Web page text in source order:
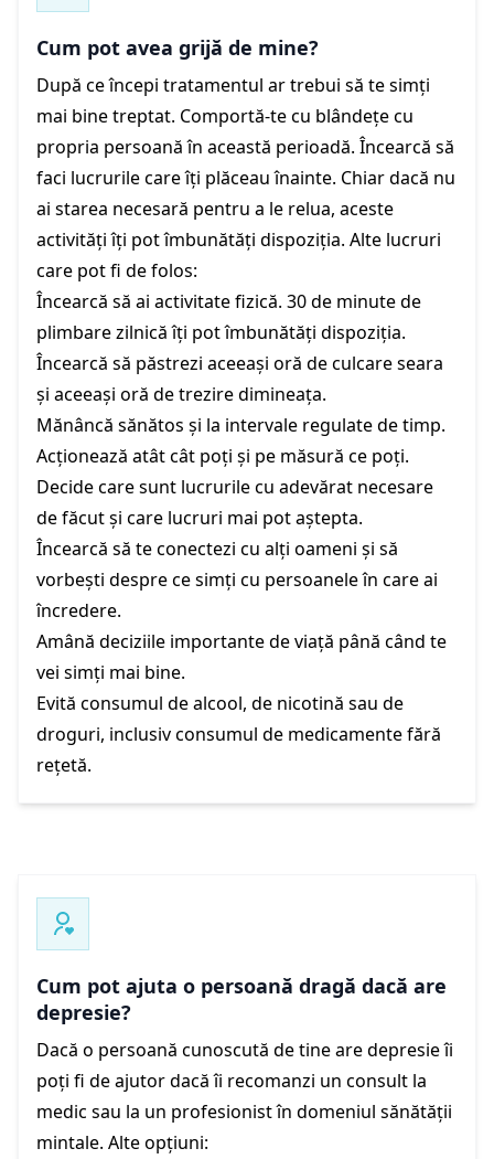
Cum pot avea grijă de mine?
După ce începi tratamentul ar trebui să te simți
mai bine treptat. Comportă-te cu blândețe cu
propria persoană în această perioadă. Încearcă să
faci lucrurile care îți plăceau înainte. Chiar dacă nu
ai starea necesară pentru a le relua, aceste
activități îți pot îmbunătăți dispoziția. Alte lucruri
care pot fi de folos:
Încearcă să ai activitate fizică. 30 de minute de
plimbare zilnică îți pot îmbunătăți dispoziția.
Încearcă să păstrezi aceeași oră de culcare seara
și aceeași oră de trezire dimineața.
Mănâncă sănătos și la intervale regulate de timp.
Acționează atât cât poți și pe măsură ce poți.
Decide care sunt lucrurile cu adevărat necesare
de făcut și care lucruri mai pot aștepta.
Încearcă să te conectezi cu alți oameni și să
vorbești despre ce simți cu persoanele în care ai
încredere.
Amână deciziile importante de viață până când te
vei simți mai bine.
Evită consumul de alcool, de nicotină sau de
droguri, inclusiv consumul de medicamente fără
rețetă.
Cum pot ajuta o persoană dragă dacă are
depresie?
Dacă o persoană cunoscută de tine are depresie îi
poți fi de ajutor dacă îi recomanzi un consult la
medic sau la un profesionist în domeniul sănătății
mintale. Alte opțiuni: